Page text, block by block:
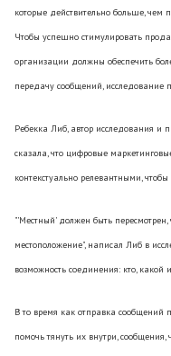
которые действительно больше, чем
Чтобы успешно стимулировать
организации должны обеспечить
передачу сообщений, исследование
Ребекка Либ, автор исследования
сказала, что цифровые
контекстуально релевантными,
"'Местный' должен быть
местоположение", написал Либ в
возможность соединения: кто, какой
В то время как отправка сообщений
помочь тянуть их внутри,